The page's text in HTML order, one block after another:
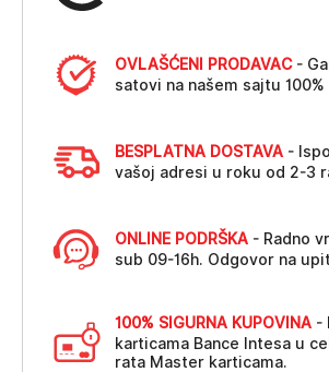
OVLAŠĆENI PRODAVAC-
satovi na našem sajtu
BESPLATNA DOSTAVA -
vašoj adresi u roku od 2-3
ONLINE PODRŠKA - Radno
sub 09-16h. Odgovor na
100% SIGURNA KUPOVINA -
karticama Bance Intesa u
rata Master karticama.